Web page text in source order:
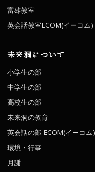
富雄教室
英会話教室ECOM(イーコム)
未来洞について
小学生の部
中学生の部
高校生の部
未来洞の教育
英会話の部 ECOM(イーコム)
環境・行事
月謝